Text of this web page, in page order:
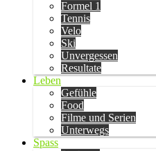
Formel 1
Tennis
Velo
Ski
Unvergessen
Resultate
Leben
Gefühle
Food
Filme und Serien
Unterwegs
Spass